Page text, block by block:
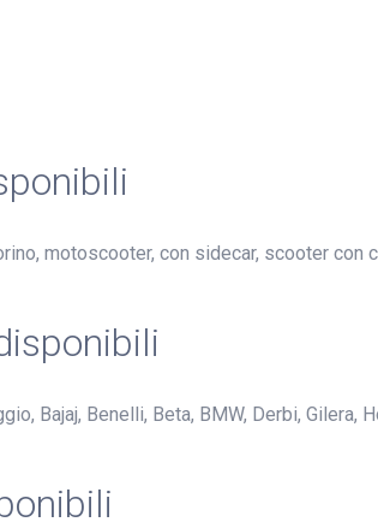
motoscooter, con sidecar, scooter con
Bajaj, Benelli, Beta, BMW, Derbi, Gilera,